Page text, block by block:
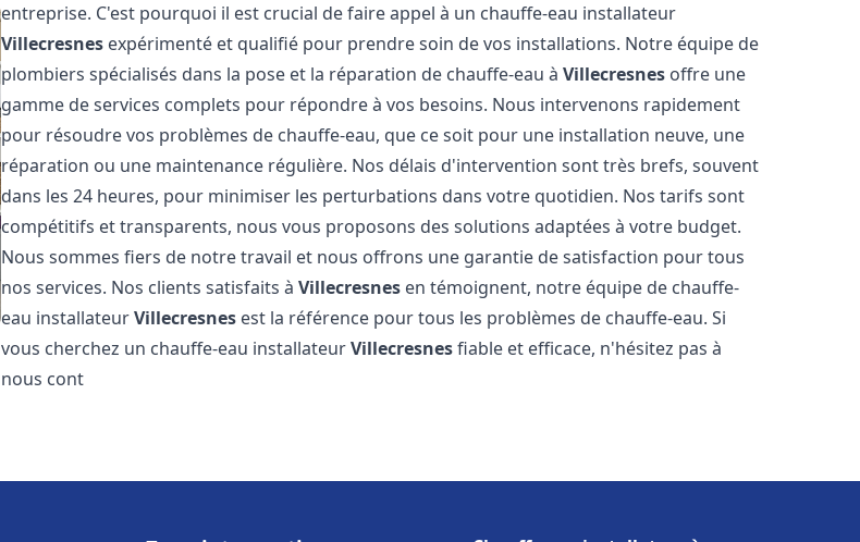
entreprise. C'est pourquoi il est crucial de faire appel à un chauffe-eau installateur
Villecresnes expérimenté et qualifié pour prendre soin de vos installations. Notre équipe de
plombiers spécialisés dans la pose et la réparation de chauffe-eau àVillecresnes offre une
gamme de services complets pour répondre à vos besoins. Nous intervenons rapidement
pour résoudre vos problèmes de chauffe-eau, que ce soit pour une installation neuve, une
réparation ou une maintenance régulière. Nos délais d'intervention sont très brefs, souvent
dans les 24 heures, pour minimiser les perturbations dans votre quotidien. Nos tarifs sont
compétitifs et transparents, nous vous proposons des solutions adaptées à votre budget.
Nous sommes fiers de notre travail et nous offrons une garantie de satisfaction pour tous
nos services. Nos clients satisfaits àVillecresnes en témoignent, notre équipe de chauffe-
eau installateurVillecresnes est la référence pour tous les problèmes de chauffe-eau. Si
vous cherchez un chauffe-eau installateurVillecresnesfiable et efficace, n'hésitez pas à
nous cont